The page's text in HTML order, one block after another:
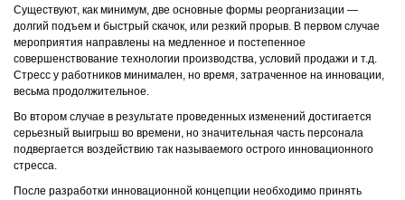
Существуют, как минимум, две основные формы реорганизации —
долгий подъем и быстрый скачок, или резкий прорыв. В первом случае
мероприятия направлены на медленное и постепенное
совершенствование технологии производства, условий продажи и т.д.
Стресс у работников минимален, но время, затраченное на инновации,
весьма продолжительное.
Во втором случае в результате проведенных изменений достигается
серьезный выигрыш во времени, но значительная часть персонала
подвергается воздействию так называемого острого инновационного
стресса.
После разработки инновационной концепции необходимо принять